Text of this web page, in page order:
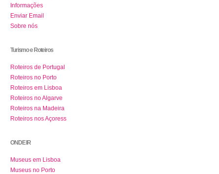
Informações
Enviar Email
Sobre nós
Turismo e Roteiros
Roteiros de Portugal
Roteiros no Porto
Roteiros em Lisboa
Roteiros no Algarve
Roteiros na Madeira
Roteiros nos Açoress
ONDE IR
Museus em Lisboa
Museus no Porto